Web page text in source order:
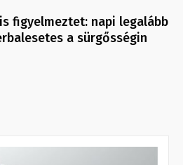
figyelmeztet: napi legalább
a sürgősségin